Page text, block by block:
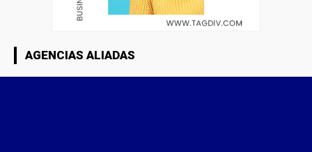
AGENCIAS ALIADAS